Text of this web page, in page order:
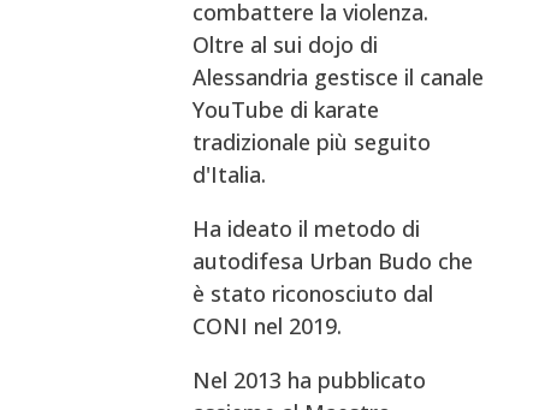
combattere la violenza.
Oltre al sui dojo di
Alessandria gestisce il canale
YouTube di karate
tradizionale più seguito
d'Italia.
Ha ideato il metodo di
autodifesa Urban Budo che
è stato riconosciuto dal
CONI nel 2019.
Nel 2013 ha pubblicato